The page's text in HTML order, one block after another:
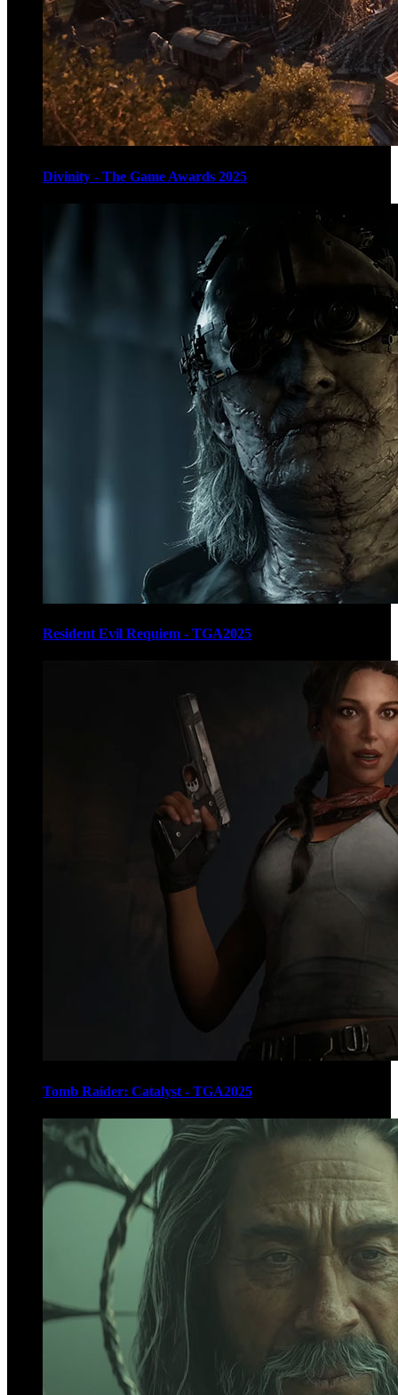
Divinity - The Game Awards 2025
Resident Evil Requiem - TGA2025
Tomb Raider: Catalyst - TGA2025